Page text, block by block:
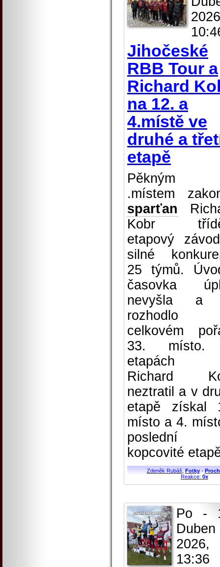
Jihočeské
RBB Tour a
Richard
na 12. a
4.místě ve
druhé a
etapě
Pěkným
.místem
sparťan
Kobr
etapový
silné
25 týmů.
časovka
nevyšla a
rozhodlo
celkovém
33. místo.
etapách
Richard
neztratil a v
etapě získal
místo a 4.
poslední
kopcovité
Zdeněk Rubáš Fotky-
Reakce: 0x
Po -
Duben
2026,
13:36